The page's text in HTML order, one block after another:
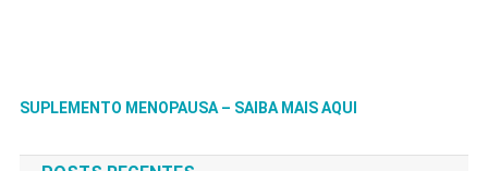
SUPLEMENTO MENOPAUSA – SAIBA MAIS AQUI